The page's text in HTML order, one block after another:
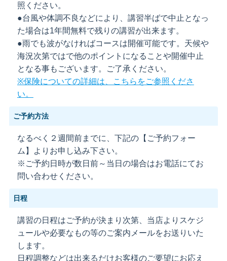
照ください。
●台風や体調不良などにより、講習半ばで中止となっ
た場合は1年間無料で残りの講習が出来ます。
●雨でも波がなければコースは開催可能です。天候や
海況次第ではで他のポイントになることや開催中止
となる事もございます。ご了承ください。
※保険についての詳細は、こちらをご参照くださ
い。
ご予約方法
なるべく２週間前までに、下記の【ご予約フォー
ム】よりお申し込み下さい。
※ご予約日時が数日前～当日の場合はお電話にてお
問い合わせください。
日程
講習の日程はご予約が決まり次第、当店よりスケジ
ュールや必要なもの等のご案内メールをお送りいた
します。
日程調整などは出来るだけお客様のご要望にお応え